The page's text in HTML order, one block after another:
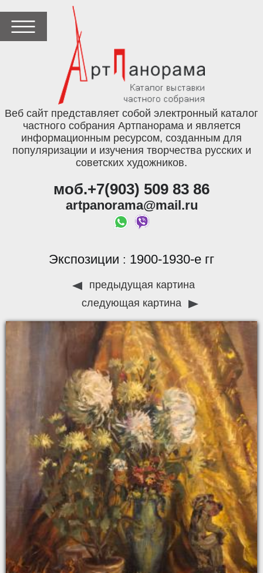
Веб сайт представляет собой электронный каталог
частного собрания Артпанорама и является
информационным ресурсом, созданным для
популяризации и изучения творчества русских и
советских художников.
моб.+7(903) 509 83 86
artpanorama@mail.ru
Экспозиции : 1900-1930-е гг
предыдущая картина
следующая картина